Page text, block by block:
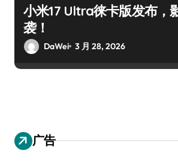
小米17 Ultra徕卡版发布，
袭！
DaWei 3 月 28, 2026
广告